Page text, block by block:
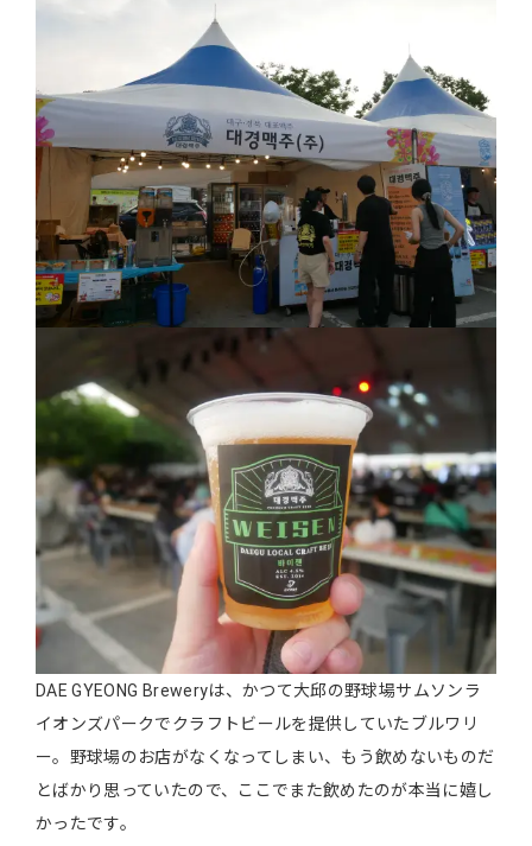
DAE GYEONG Breweryは、かつて大邱の野球場サムソンラ
イオンズパークでクラフトビールを提供していたブルワリ
ー。野球場のお店がなくなってしまい、もう飲めないものだ
とばかり思っていたので、ここでまた飲めたのが本当に嬉し
かったです。